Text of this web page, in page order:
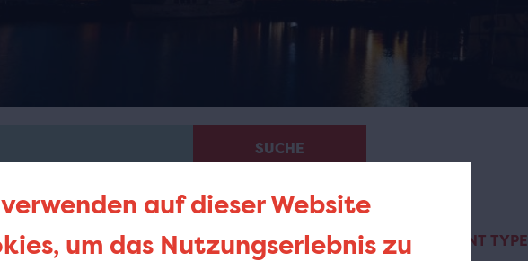
auf dieser Website
um das Nutzungserlebnis zu
SUCHE
CONTENT TYPE